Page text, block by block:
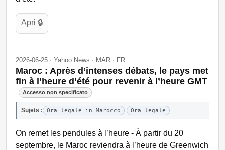
Apri 🔒
2026-06-25 · Yahoo News · MAR · FR
Maroc : Après d’intenses débats, le pays met
fin à l’heure d’été pour revenir à l’heure GMT
Accesso non specificato
Sujets : Ora legale in Marocco Ora legale
On remet les pendules à l’heure - À partir du 20
septembre, le Maroc reviendra à l’heure de Greenwich